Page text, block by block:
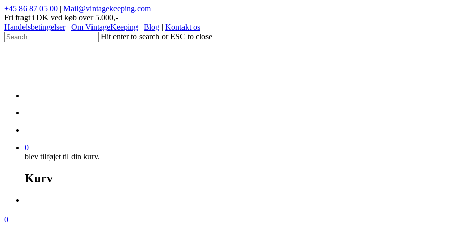
+45 86 87 05 00 | Mail@vintagekeeping.com
Fri fragt i DK ved køb over 5.000,-
Handelsbetingelser| Om VintageKeeping | Blog | Kontakt os
Hit enter to search or ESC to close
0
blev tilføjet til din kurv.
Kurv
0